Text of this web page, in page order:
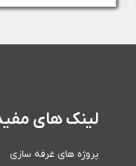
لینک های
پروژه های غرفه سازی